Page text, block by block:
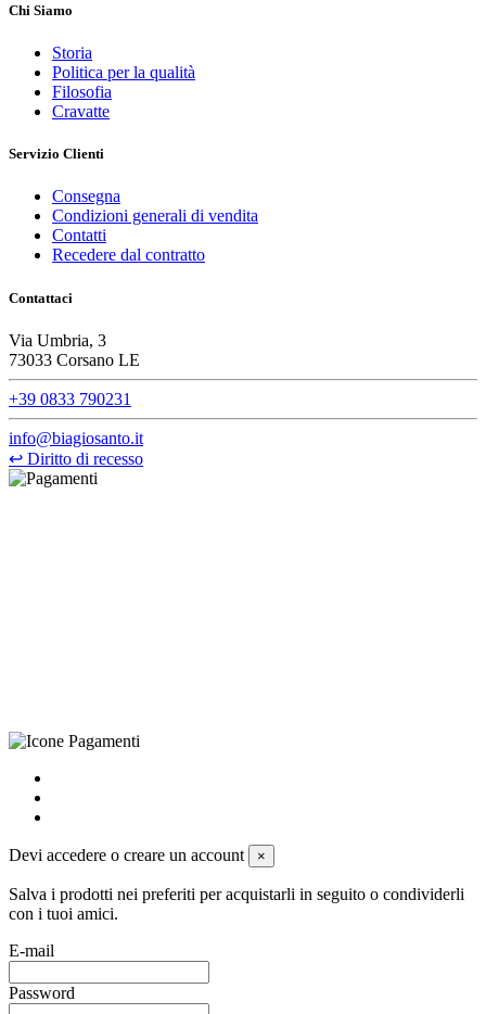
Chi Siamo
Storia
Politica per la qualità
Filosofia
Cravatte
Servizio Clienti
Consegna
Condizioni generali di vendita
Contatti
Recedere dal contratto
Contattaci
Via Umbria, 3
73033 Corsano LE
+39 0833 790231
info@biagiosanto.it
↩ Diritto di recesso
Devi accedere o creare un account ×
Salva i prodotti nei preferiti per acquistarli in seguito o condividerli
con i tuoi amici.
E-mail
Password